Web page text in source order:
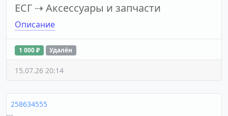
ЕСГ ⇢ Аксессуары и запчасти
Описание
1 000 ₽ Удалён
15.07.26 20:14
258634555